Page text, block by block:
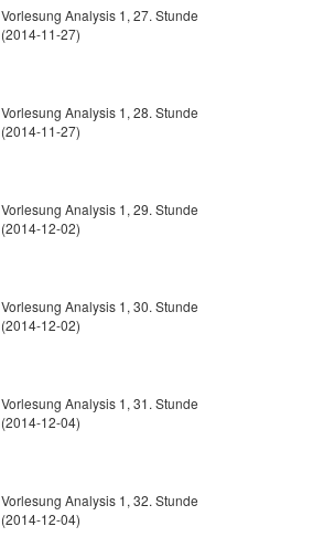
Vorlesung Analysis 1, 27. Stunde
(2014-11-27)
Vorlesung Analysis 1, 28. Stunde
(2014-11-27)
Vorlesung Analysis 1, 29. Stunde
(2014-12-02)
Vorlesung Analysis 1, 30. Stunde
(2014-12-02)
Vorlesung Analysis 1, 31. Stunde
(2014-12-04)
Vorlesung Analysis 1, 32. Stunde
(2014-12-04)